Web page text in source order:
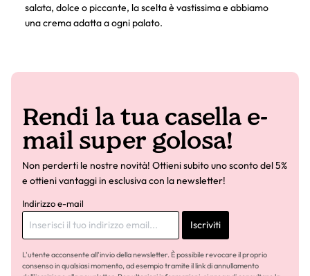
salata, dolce o piccante, la scelta è vastissima e abbiamo
una crema adatta a ogni palato.
Rendi la tua casella e-
mail super golosa!
Non perderti le nostre novità! Ottieni subito uno sconto del 5%
e ottieni vantaggi in esclusiva con la newsletter!
Indirizzo e-mail
Iscriviti
L'utente acconsente all'invio della newsletter. È possibile revocare il proprio
consenso in qualsiasi momento, ad esempio tramite il link di annullamento